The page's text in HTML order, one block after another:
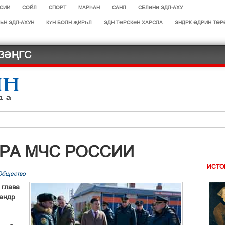
СОЙЛ СПОРТ МАРЄАН САНЛ СЕЛӘНӘ ЭДЛ-АХУ
ЭДЛ-АХУН КҮН БОЛН ҖИРҺЛ ЭДН ТӨРСКӘН ХАРСЛА ЭНДРК ҐДРИН
МЧС РОССИИ